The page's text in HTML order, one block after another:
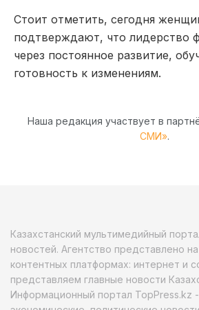
Стоит отметить, сегодня
подтверждают, что лидерство
через постоянное развитие,
готовность к изменениям.
Наша редакция участвует в
СМИ».
Казахстанский мультимедийный
новостей. Агентство представлено
контентных платформах: интернет и
представляем главные новости
Информационный портал TopPress.kz